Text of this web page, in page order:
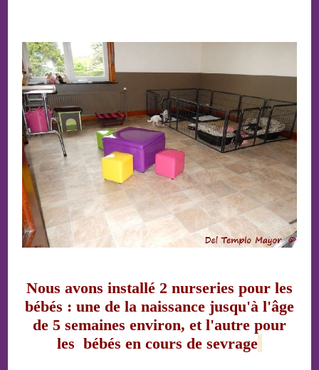
Nous avons installé 2 nurseries pour les
bébés : une de la naissance jusqu'à l'âge
de 5 semaines environ, et l'autre pour
les bébés en cours de sevrage